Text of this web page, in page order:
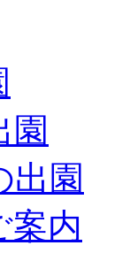
園
出園
案内